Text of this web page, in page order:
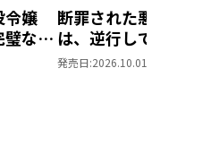
令嬢
璧な悪
断罪された悪役令嬢
は、逆行して完璧な
女を目指す11【シー
発売日:2026.10.01